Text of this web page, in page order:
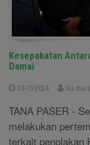
Kesepakatan
Damai
30-10-2024 Ika
TANA PASER -
melakukan
terkait penolakan